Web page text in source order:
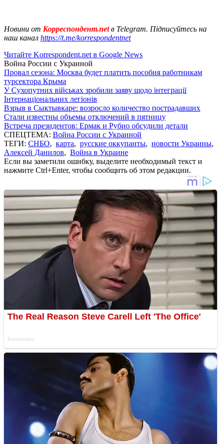
Новини от Корреспондент.netв Telegram. Підписуйтесь на
наш канал https://t.me/korrespondentnet
Читайте Korrespondent.net в Google News
Война России с Украиной
Провал сезона: Москва будет платить пособия работникам
турсектора Крыма
У Сухопутних військах зробили заяву щодо інтеграції
Інтернаціональних легіонів
Взрыв в Сыктывкаре: возросло количество пострадавших
Стали известны объемы отключений в пятницу
Встреча президентов: Ермак и Рубио обсудили детали
СПЕЦТЕМА: Война России с Украиной
ТЕГИ: СНБО, карта, русские оккупанты, новости Украины,
Алексей Данилов, Война в Украине
Если вы заметили ошибку, выделите необходимый текст и
нажмите Ctrl+Enter, чтобы сообщить об этом редакции.